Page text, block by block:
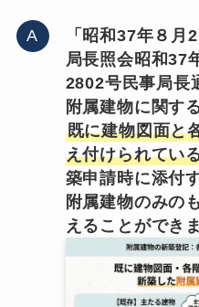
「昭和37年８
局長照会昭和37
2802号民事局長
附属建物に関す
既に建物図面と
え付けられてい
築申請時に添付
附属建物のみの
えることができ